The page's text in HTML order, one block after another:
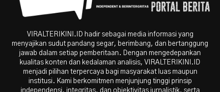
VIRALTERIKINI.ID hadir sebagai media informasi yang
menyajikan sudut pandang segar, berimbang, dan bertanggung
jawab dalam setiap pemberitaan. Dengan mengedepankan
kualitas konten dan kedalaman analisis, VIRALTERIKINI.ID
menjadi pilihan terpercaya bagi masyarakat luas maupun
institusi. Kami berkomitmen menjunjung tinggi prinsip
independensi, integritas, dan objektivitas jurnalistik, serta